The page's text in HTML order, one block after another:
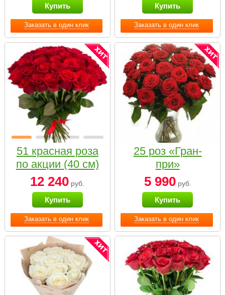
Заказать в один клик
Купить
Заказать в один клик
Купить
Заказать в один клик
51 красная роза
по акции (40 см)
12 240 руб.
Купить
Заказать в один клик
25 роз «Гран-
при»
5 990руб.
Купить